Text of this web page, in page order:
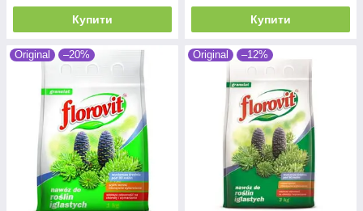
Купити Купити
Original –20% Original –12%